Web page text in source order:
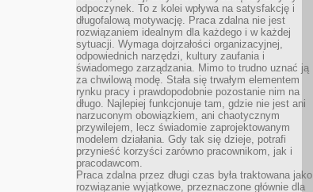
odpoczynek. To z kolei wpływa na satysfakcję i
długofalową motywację. Praca zdalna nie jest
rozwiązaniem idealnym dla każdego i w każdej
sytuacji. Wymaga dojrzałości organizacyjnej,
odpowiednich narzędzi, kultury zaufania i
świadomego zarządzania. Mimo to trudno uznać ją
za chwilową modę. Stała się trwałym elementem
rynku pracy i prawdopodobnie pozostanie nim na
długo. Najlepiej funkcjonuje tam, gdzie nie jest ani
narzuconym obowiązkiem, ani chaotycznym
przywilejem, lecz świadomie zaprojektowanym
modelem działania. Gdy tak się dzieje, potrafi
przynieść korzyści zarówno pracownikom, jak i
pracodawcom.
Praca zdalna przez długi czas była traktowana jako
rozwiązanie wyjątkowe, przeznaczone głównie dla